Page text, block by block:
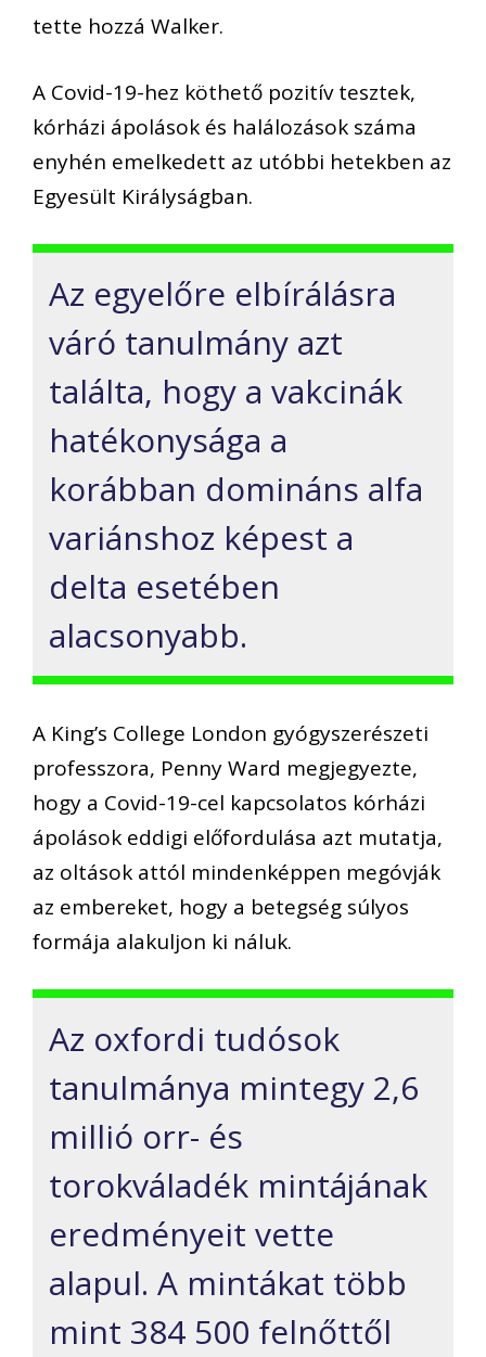
tette hozzá Walker.
A Covid-19-hez köthető pozitív tesztek,
kórházi ápolások és halálozások száma
enyhén emelkedett az utóbbi hetekben az
Egyesült Királyságban.
Az egyelőre elbírálásra
váró tanulmány azt
találta, hogy a vakcinák
hatékonysága a
korábban domináns alfa
variánshoz képest a
delta esetében
alacsonyabb.
A King’s College London gyógyszerészeti
professzora, Penny Ward megjegyezte,
hogy a Covid-19-cel kapcsolatos kórházi
ápolások eddigi előfordulása azt mutatja,
az oltások attól mindenképpen megóvják
az embereket, hogy a betegség súlyos
formája alakuljon ki náluk.
Az oxfordi tudósok
tanulmánya mintegy 2,6
millió orr- és
torokváladék mintájának
eredményeit vette
alapul. A mintákat több
mint 384 500 felnőttől